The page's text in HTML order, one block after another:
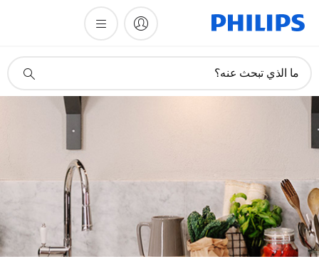
دعم
ما الذي تبحث عنه؟